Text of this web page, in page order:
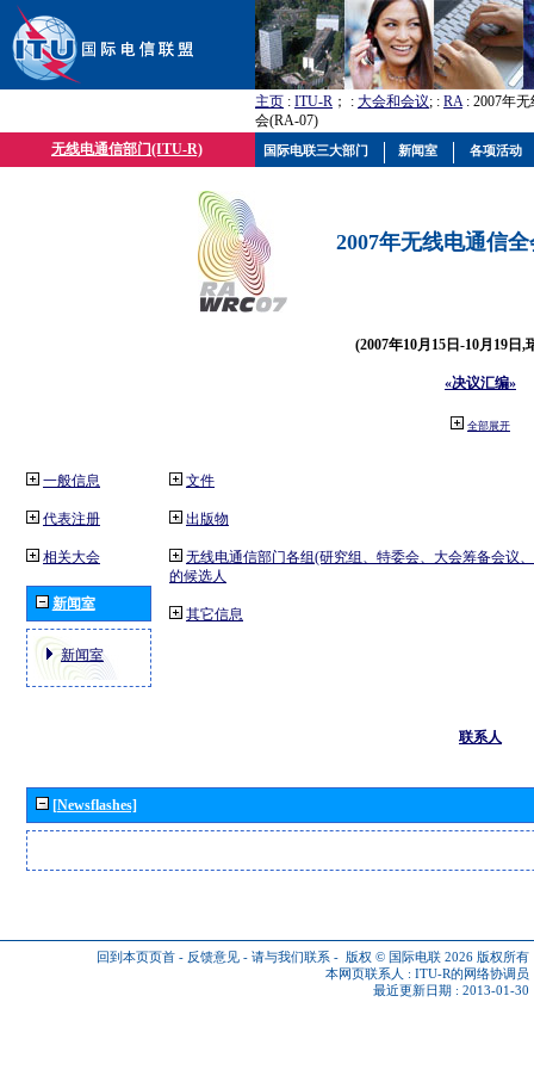
主页 : ITU-R ； : 大会和会议; : RA: 2007年
会(RA-07)
无线电通信部门(ITU-R)
2007年无线电通信
(2007年10月15日-10月19日,
«决议汇编»
全部展开
一般信息
代表注册
相关大会
新闻室
新闻室
文件
出版物
无线电通信部门各组(研究组、特委会、大会筹备会议
的候选人
其它信息
联系人
[Newsflashes]
回到本页页首 - 反馈意见 - 请与我们联系 - 版权 © 国际电联 2026 版权所有
本网页联系人 : ITU-R的网络协调员
最近更新日期 : 2013-01-30
国际电联三大部门 新闻室 各项活动